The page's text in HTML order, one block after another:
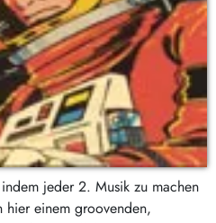
jeder 2. Musik zu machen
hier einem groovenden,